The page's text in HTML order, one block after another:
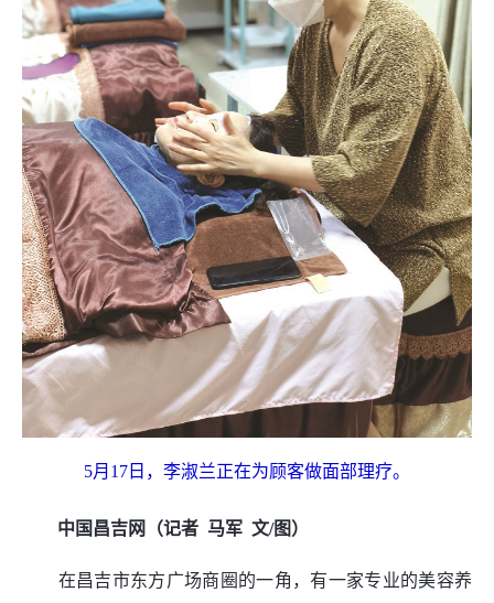
5月17日，李淑兰正在为顾客做面部理疗。
中国昌吉网（记者 马军 文/图）
在昌吉市东方广场商圈的一角，有一家专业的美容养